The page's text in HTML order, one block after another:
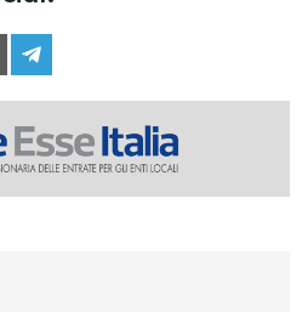
ON
SHARE ON
EMAIL